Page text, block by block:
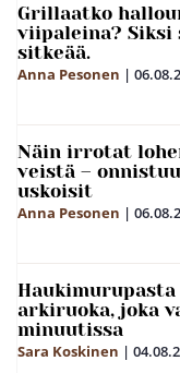
Grillaatko
viipaleina?
sitkeää.
Anna Pesonen |
Näin irrotat
veistä –
uskoisit
Anna Pesonen |
Haukimurupasta
arkiruoka, joka
minuutissa
Sara Koskinen |